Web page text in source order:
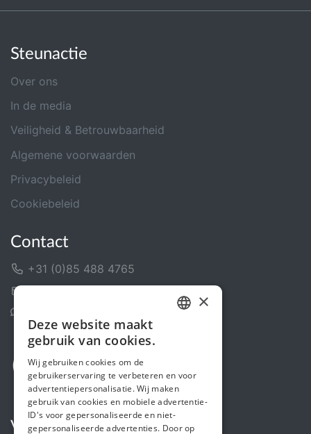
Steunactie
Over ons
In de media
Veiligheid & Betrouwbaarheid
Algemene voorwaarden
Privacybeleid
Cookiebeleid
Contact
+31 (0)85 488 4765
Volg ons
ENGLISH
×
Deze website maakt
gebruik van cookies.
Wij gebruiken cookies om de
gebruikerservaring te verbeteren en voor
advertentiepersonalisatie. Wij maken
gebruik van cookies en mobiele advertentie-
ID's voor gepersonaliseerde en niet-
gepersonaliseerde advertenties. Door op